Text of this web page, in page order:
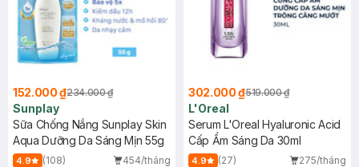
152.000 ₫234.000 ₫
Sunplay
Sữa Chống Nắng Sunplay Skin
Aqua Dưỡng Da Sáng Mịn 55g
4.9 (108)
454/tháng
302.000 ₫519.000 ₫
L'Oreal
Serum L'Oreal Hyaluronic Acid
Cấp Ẩm Sáng Da 30ml
4.9 (27)
275/tháng